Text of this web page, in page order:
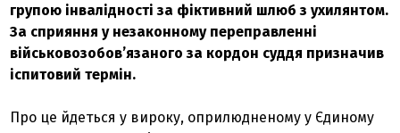
групою інвалідності за фіктивний шлюб з ухилянтом.
За сприяння у незаконному переправленні
військовозобов’язаного за кордон суддя призначив
іспитовий термін.
Про це йдеться у вироку, оприлюдненому у Єдиному